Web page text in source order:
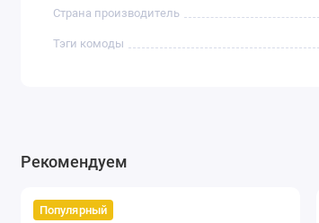
Страна производитель
Тэги комоды
Рекомендуем
Популярный